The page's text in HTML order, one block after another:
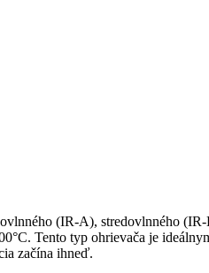
(IR-A), stredovlnného
Tento typ ohrievača je
začína ihneď.